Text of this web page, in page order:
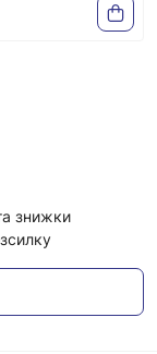
знижки